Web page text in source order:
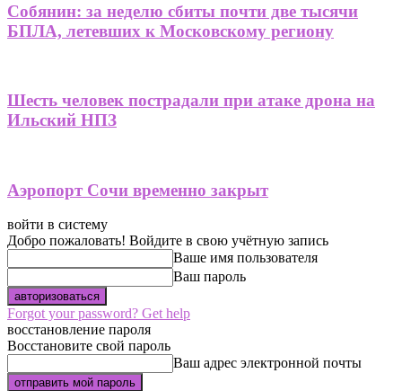
Собянин: за неделю сбиты почти две тысячи
БПЛА, летевших к Московскому региону
Шесть человек пострадали при атаке дрона на
Ильский НПЗ
Аэропорт Сочи временно закрыт
войти в систему
Добро пожаловать! Войдите в свою учётную запись
Ваше имя пользователя
Ваш пароль
Forgot your password? Get help
восстановление пароля
Восстановите свой пароль
Ваш адрес электронной почты